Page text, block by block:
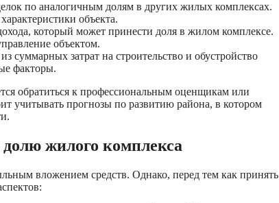
по аналогичным долям в других жилых комплексах.
объекта.
который может принести доля в жилом комплексе.
объектом.
суммарных затрат на строительство и обустройство
факторы.
обратиться к профессиональным оценщикам или
учитывать прогнозы по развитию района, в котором
жилого комплекса
вложением средств. Однако, перед тем как принять